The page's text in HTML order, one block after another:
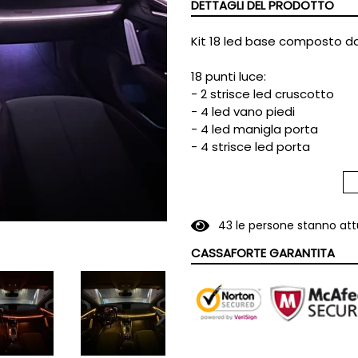
SLIDE
DETTAGLI DEL PRODOTTO
Kit 18 led base composto
18 punti luce:
- 2 strisce led cruscotto
- 4 led vano piedi
- 4 led manigla porta
- 4 strisce led porta
- 1 centralina principale
- 4 centraline subordinate
5 strisce led:
- 1 striscia led 110cm
- 4 strisce led 75cm
43 le persone stanno
CASSAFORTE GARANTITA